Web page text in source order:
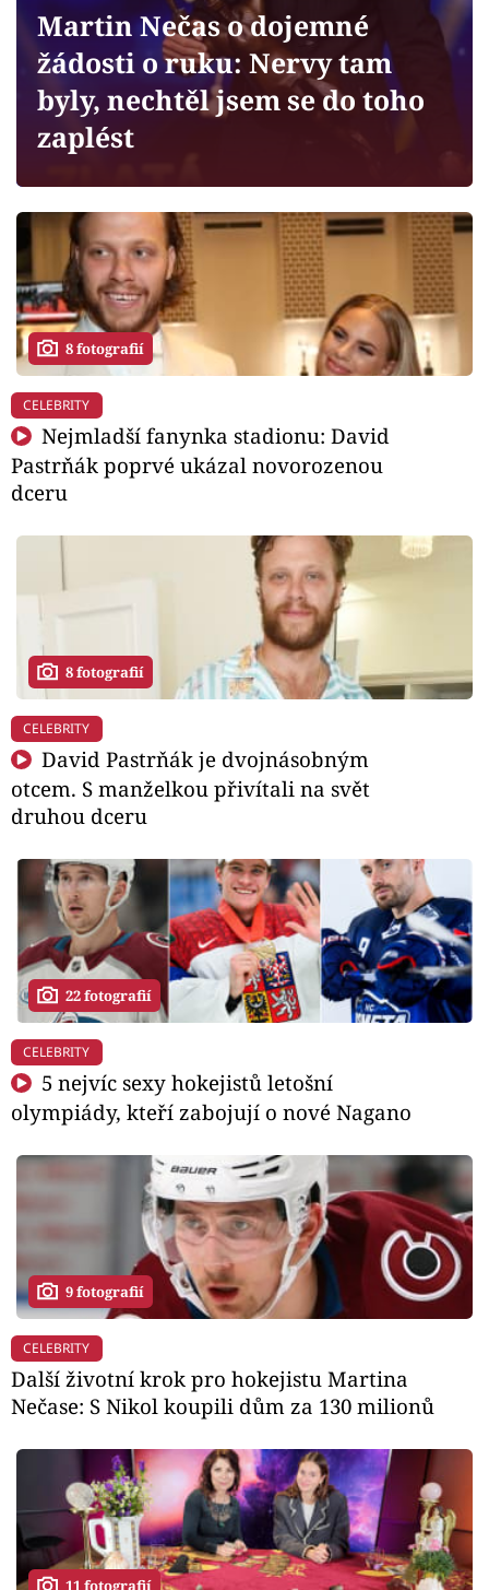
Sledujte prima+
Filmový festival Karlovy Vary
Mámy sobě
Přihlášení
Sledujte nás
Martin Nečas o dojemné
žádosti o ruku: Nervy tam
byly, nechtěl jsem se do toho
zaplést
8 fotografií
CELEBRITY
Nejmladší fanynka stadionu: David
Pastrňák poprvé ukázal novorozenou
dceru
8 fotografií
CELEBRITY
David Pastrňák je dvojnásobným
otcem. S manželkou přivítali na svět
druhou dceru
22 fotografií
CELEBRITY
5 nejvíc sexy hokejistů letošní
olympiády, kteří zabojují o nové Nagano
9 fotografií
CELEBRITY
Další životní krok pro hokejistu Martina
Nečase: S Nikol koupili dům za 130 milionů
11 fotografií